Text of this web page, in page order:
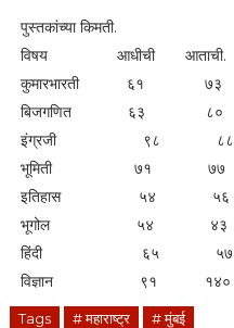
पुस्तकांच्या किमती.
विषय आधीची आताची.
कुमारभारती ६१ ७३
बिजगणित ६३ ८०
इंग्रजी ९८ ८८
भूमिती ७१ ७७
इतिहास ५४ ५६
भूगोल ५४ ४३
हिंदी ६५ ५७
विज्ञान ९१ १४०
Tags # महाराष्ट्र # मुंबई